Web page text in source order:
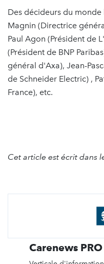
Des décideurs du
Magnin (Directrice
Paul Agon (Président de
(Président de BNP
général d'Axa), Jean-
de Schneider Electric) ,
France), etc.
Cet article est écrit dans
Carenews PRO